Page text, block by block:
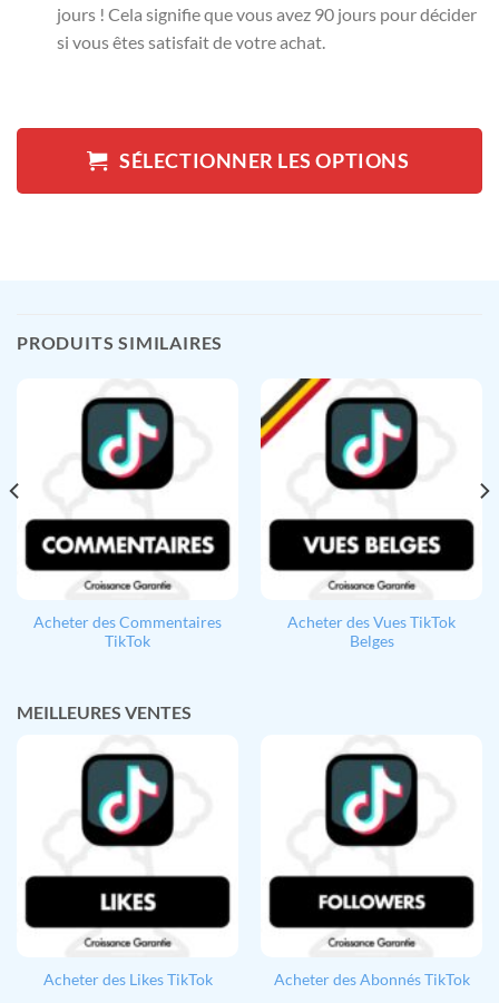
jours ! Cela signifie que vous avez 90 jours pour décider
si vous êtes satisfait de votre achat.
SÉLECTIONNER LES OPTIONS
PRODUITS SIMILAIRES
Acheter des Commentaires
TikTok
Acheter des Vues TikTok
Belges
MEILLEURES VENTES
Acheter des Likes TikTok Acheter des Abonnés TikTok